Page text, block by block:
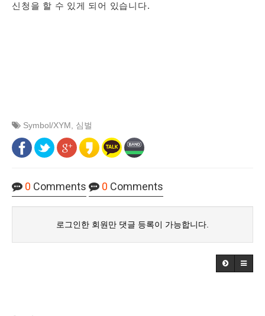
신청을 할 수 있게 되어 있습니다.
Symbol/XYM, 심벌
0 Comments 0 Comments
로그인한 회원만 댓글 등록이 가능합니다.